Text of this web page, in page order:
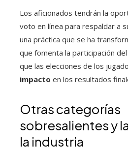
Los aficionados tendrán la
voto en línea para respaldar a
una práctica que se ha
que fomenta la participación
que las elecciones de los
impacto en los resultados
Otras categorías
sobresalientes y
la industria